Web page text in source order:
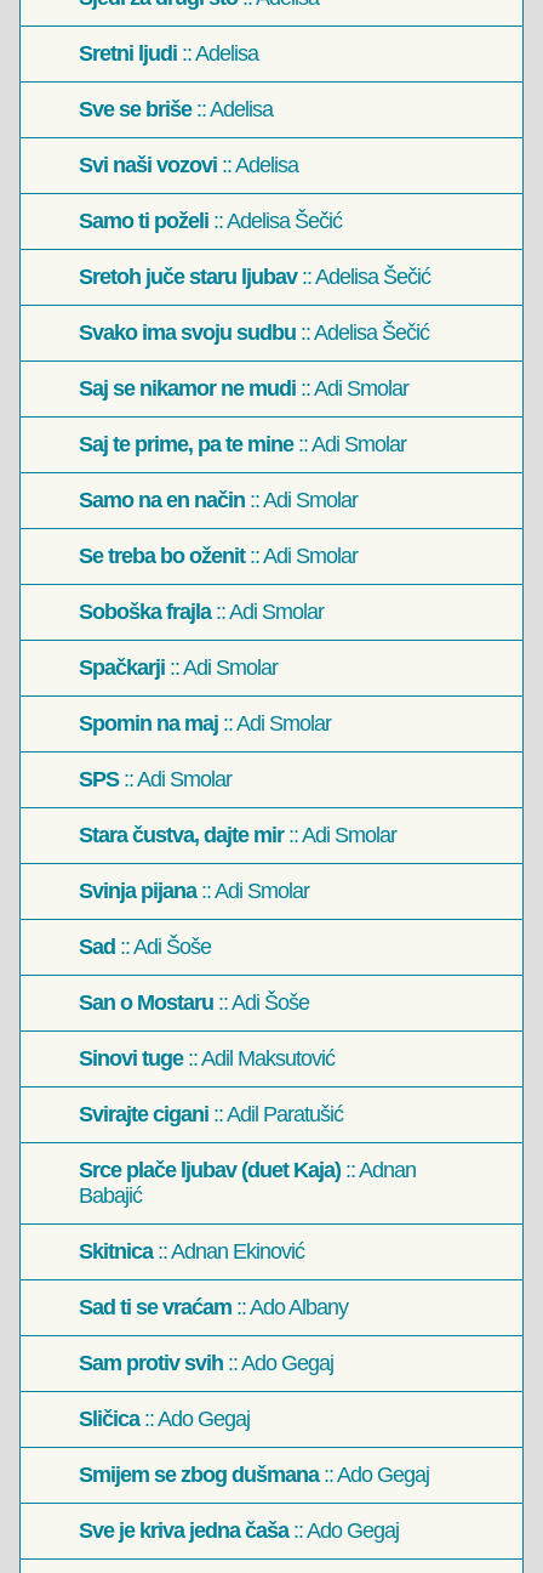
Sretni ljudi :: Adelisa
Sve se briše:: Adelisa
Svi naši vozovi :: Adelisa
Samo ti poželi :: Adelisa Šečić
Sretoh juče staru ljubav:: Adelisa Šečić
Svako ima svoju sudbu :: Adelisa Šečić
Saj se nikamor ne mudi :: Adi Smolar
Saj te prime, pa te mine:: Adi Smolar
Samo na en način :: Adi Smolar
Se treba bo oženit:: Adi Smolar
Soboška frajla:: Adi Smolar
Spačkarji :: Adi Smolar
Spomin na maj :: Adi Smolar
SPS:: Adi Smolar
Stara čustva, dajte mir:: Adi Smolar
Svinja pijana:: Adi Smolar
Sad :: Adi Šoše
San o Mostaru :: Adi Šoše
Sinovi tuge:: Adil Maksutović
Svirajte cigani :: Adil Paratušić
Srce plače ljubav (duet Kaja) :: Adnan
Babajić
Skitnica:: Adnan Ekinović
Sad ti se vraćam :: Ado Albany
Sam protiv svih :: Ado Gegaj
Sličica:: Ado Gegaj
Smijem se zbog dušmana:: Ado Gegaj
Sve je kriva jedna čaša:: Ado Gegaj